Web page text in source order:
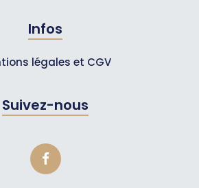
Infos
légales et CGV
Suivez-nous